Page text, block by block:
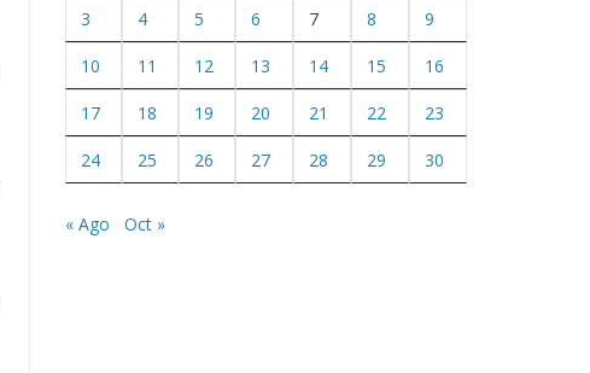
3 4 5 6 7 8 9
10 11 12 13 14 15 16
17 18 19 20 21 22 23
24 25 26 27 28 29 30
« Ago Oct »